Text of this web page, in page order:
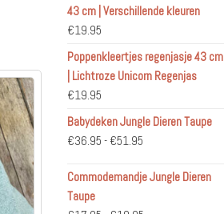
43 cm | Verschillende kleuren
€19.95
Poppenkleertjes regenjasje 43 cm
| Lichtroze Unicorn Regenjas
€19.95
Babydeken Jungle Dieren Taupe
€36.95 - €51.95Prijsklasse:
tot
Commodemandje Jungle Dieren
Taupe